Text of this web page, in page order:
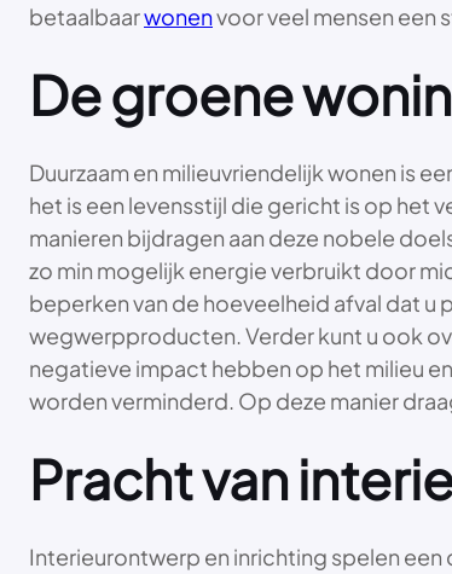
betaalbaarwonenvoor veel mensen
De groene
Duurzaam en milieuvriendelijk wonen is
het is een levensstijl die gericht is op het
manieren bijdragen aan deze nobele
zo min mogelijk energie verbruikt door
beperken van de hoeveelheid afval dat
wegwerpproducten. Verder kunt u ook
negatieve impact hebben op het milieu
worden verminderd. Op deze manier
Pracht van
Interieurontwerp en inrichting spelen